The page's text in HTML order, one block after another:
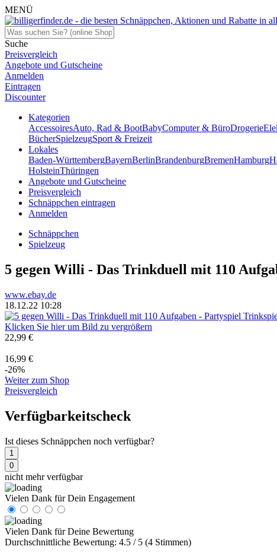
MENÜ
Suche
Preisvergleich
Angebote und Gutscheine
Anmelden
Eintragen
Discounter
Kategorien
AccessoiresAuto, Rad & BootBabyComputer & BüroDrogerie
BücherSpielzeugSport & Freizeit
Lokales
Baden-WürttembergBayernBerlinBrandenburgBremenHamburg
HolsteinThüringen
Angebote und Gutscheine
Preisvergleich
Schnäppchen eintragen
Anmelden
Schnäppchen
Spielzeug
5 gegen Willi - Das Trinkduell mit 110
www.ebay.de
18.12.22 10:28
Klicken Sie hier um Bild zu vergrößern
22,99 €
16,99 €
-26%
Weiter zum Shop
Preisvergleich
Verfügbarkeitscheck
Ist dieses Schnäppchen noch verfügbar?
1
0
nicht mehr verfügbar
Vielen Dank für Dein Engagement
Vielen Dank für Deine Bewertung
Durchschnittliche Bewertung: 4.5 / 5 (4 Stimmen)